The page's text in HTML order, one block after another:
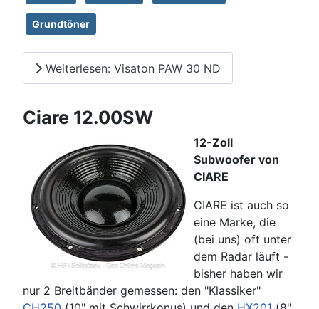
Grundtöner
Weiterlesen: Visaton PAW 30 ND
Ciare 12.00SW
12-Zoll
Subwoofer von
CIARE
CIARE ist auch so
eine Marke, die
(bei uns) oft unter
dem Radar läuft -
bisher haben wir
nur 2 Breitbänder gemessen: den "Klassiker"